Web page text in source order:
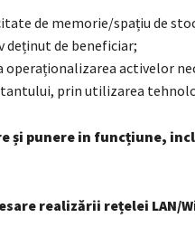
de memorie/spațiu de
deținut de beneficiar;
operaționalizarea activelor
prin utilizarea
și punere in funcțiune,
realizării rețelei LAN/